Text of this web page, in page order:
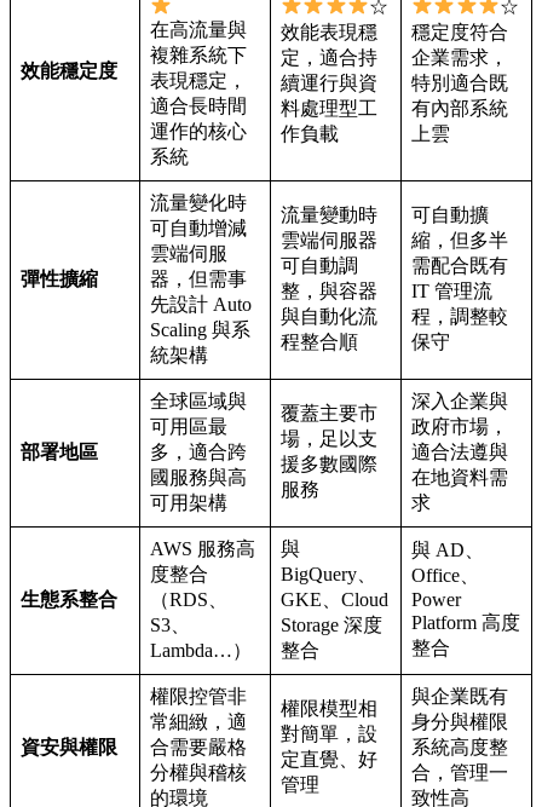
效能穩定度
在高流量與
複雜系統下
表現穩定，
適合長時間
運作的核心
系統
☆
效能表現穩
定，適合持
續運行與資
料處理型工
作負載
☆
穩定度符合
企業需求，
特別適合既
有內部系統
上雲
彈性擴縮
流量變化時
可自動增減
雲端伺服
器，但需事
先設計 Auto
Scaling 與系
統架構
流量變動時
雲端伺服器
可自動調
整，與容器
與自動化流
程整合順
可自動擴
縮，但多半
需配合既有
IT 管理流
程，調整較
保守
部署地區
全球區域與
可用區最
多，適合跨
國服務與高
可用架構
覆蓋主要市
場，足以支
援多數國際
服務
深入企業與
政府市場，
適合法遵與
在地資料需
求
生態系整合
AWS 服務高
度整合
（RDS、
S3、
Lambda…）
與
BigQuery、
GKE、Cloud
Storage 深度
整合
與 AD、
Office、
Power
Platform 高度
整合
資安與權限
權限控管非
常細緻，適
合需要嚴格
分權與稽核
的環境
權限模型相
對簡單，設
定直覺、好
管理
與企業既有
身分與權限
系統高度整
合，管理一
致性高